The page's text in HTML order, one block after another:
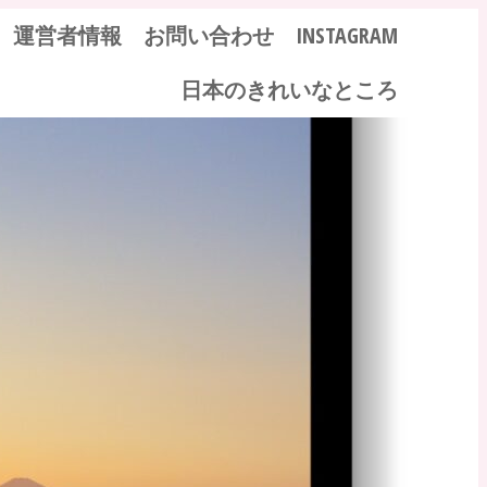
運営者情報 お問い合わせ
INSTAGRAM
日本のきれいなところ